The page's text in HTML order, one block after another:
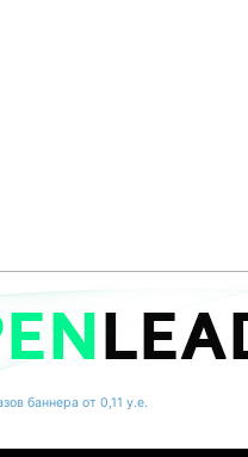
баннера от 0,11 у.е.